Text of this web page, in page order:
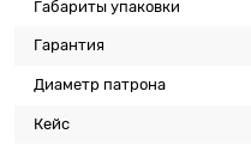
Габариты упаковки
Гарантия
Диаметр патрона
Кейс